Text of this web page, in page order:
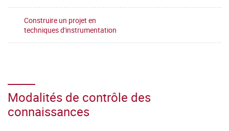
Construire un projet en
techniques d'instrumentation
Modalités de contrôle des
connaissances